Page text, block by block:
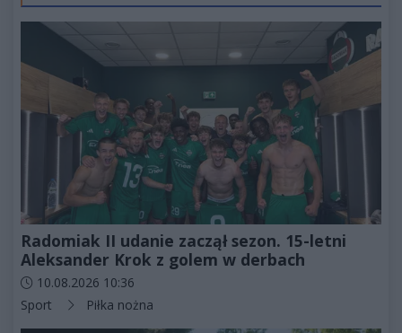
Radomiak II udanie zaczął sezon. 15-letni
Aleksander Krok z golem w derbach
Data dodania artykułu:
10.08.2026 10:36
Kategorie artykułu:
Sport Piłka nożna